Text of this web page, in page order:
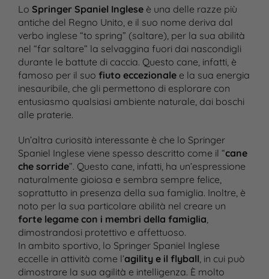
Lo Springer Spaniel Ingleseè una delle razze più
antiche del Regno Unito, e il suo nome deriva dal
verbo inglese “to spring” (saltare), per la sua abilità
nel “far saltare” la selvaggina fuori dai nascondigli
durante le battute di caccia. Questo cane, infatti, è
famoso per il suo fiuto eccezionalee la sua energia
inesauribile, che gli permettono di esplorare con
entusiasmo qualsiasi ambiente naturale, dai boschi
alle praterie.
Un’altra curiosità interessante è che lo Springer
Spaniel Inglese viene spesso descritto come il “cane
che sorride”. Questo cane, infatti, ha un’espressione
naturalmente gioiosa e sembra sempre felice,
soprattutto in presenza della sua famiglia. Inoltre, è
noto per la sua particolare abilità nel creare un
forte legame con i membri della famiglia,
dimostrandosi protettivo e affettuoso.
In ambito sportivo, lo Springer Spaniel Inglese
eccelle in attività come l’agility e il flyball, in cui può
dimostrare la sua agilità e intelligenza. È molto